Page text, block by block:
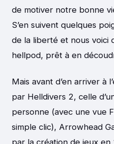
de motiver notre bonne
S’en suivent quelques
de la liberté et nous voici
hellpod, prêt à en
Mais avant d’en arriver à
par Helldivers 2, celle
personne (avec une vue
simple clic), Arrowhead